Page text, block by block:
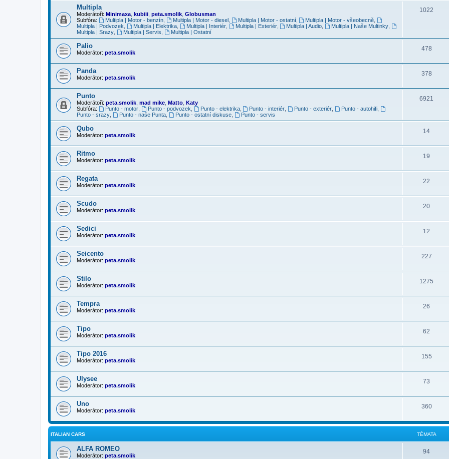
Multipla
Moderátoři: Minimaxa kubiii peta.smolik Globusman
Subfóra:
Multipla | Motor - benzín, Multipla | Motor - diesel, Multipla | Motor - ostatní, Multipla | Motor - všeobecně
Multipla | Podvozek
Multipla | Elektrika, Multipla | Interiér, Multipla | Exteriér, Multipla | Audio Multipla | Naše Multinky
Multipla | Srazy
Multipla | Servis Multipla | Ostatní
1022
Palio
Moderátor: peta.smolik
478
Panda
Moderátor: peta.smolik
378
Punto
Moderátoři: peta.smolik mad mike Matto Katy
Subfóra:
Punto - motor, Punto - podvozek Punto - elektrika, Punto - interiér Punto - exteriér Punto - autohifi
Punto - srazy
Punto - naše Punta, Punto - ostatní diskuse, Punto - servis
6921
Qubo
Moderátor: peta.smolik
14
Ritmo
Moderátor: peta.smolik
19
Regata
Moderátor: peta.smolik
22
Scudo
Moderátor: peta.smolik
20
Sedici
Moderátor: peta.smolik
12
Seicento
Moderátor: peta.smolik
227
Stilo
Moderátor: peta.smolik
1275
Tempra
Moderátor: peta.smolik
26
Tipo
Moderátor: peta.smolik
62
Tipo 2016
Moderátor: peta.smolik
155
Ulysee
Moderátor: peta.smolik
73
Uno
Moderátor: peta.smolik
360
ITALIAN CARS TÉMATA
ALFA ROMEO
Moderátor: peta.smolik
94